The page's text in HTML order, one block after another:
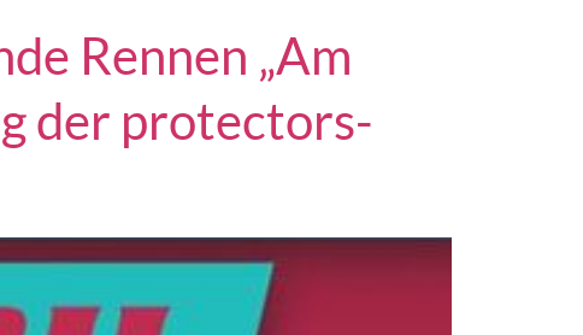
Rennen „Am
der protectors-